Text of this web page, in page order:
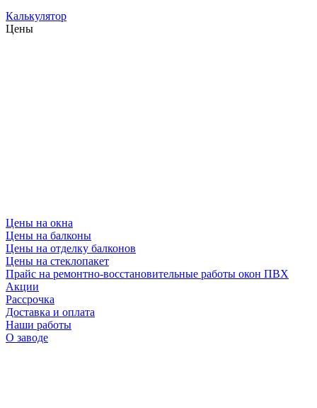
Калькулятор
Цены
Цены на окна
Цены на балконы
Цены на отделку балконов
Цены на стеклопакет
Прайс на ремонтно-восстановительные работы окон ПВХ
Акции
Рассрочка
Доставка и оплата
Наши работы
О заводе